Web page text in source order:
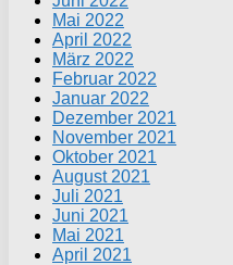
Mai 2022
April 2022
März 2022
Februar 2022
Januar 2022
Dezember 2021
November 2021
Oktober 2021
August 2021
Juli 2021
Juni 2021
Mai 2021
April 2021